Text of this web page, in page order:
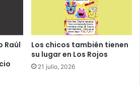
Raúl
Los chicos también tienen
su lugar en Los Rojos
21 julio, 2026